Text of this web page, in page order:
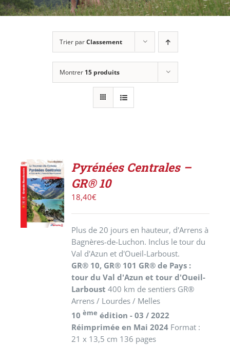
Trier parClassement
Montrer 15 produits
AJOUTER
AU
PANIER
/
DÉTAILS
Pyrénées Centrales –
GR® 10
18,40€
Plus de 20 jours en hauteur, d'Arrens à
Bagnères-de-Luchon. Inclus le tour du
Val d'Azun et d'Oueil-Larboust.
GR® 10, GR® 101 GR® de Pays :
tour du Val d'Azun et tour d'Oueil-
Larboust 400 km de sentiers GR®
Arrens / Lourdes / Melles
10ème édition - 03 / 2022
Réimprimée en Mai 2024 Format :
21 x 13,5 cm 136 pages